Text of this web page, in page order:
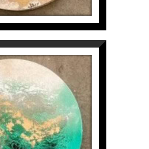
vivas, atemporales,
sumergirme en un
IN CIRCLE
(2/6)
Fortuny
300€